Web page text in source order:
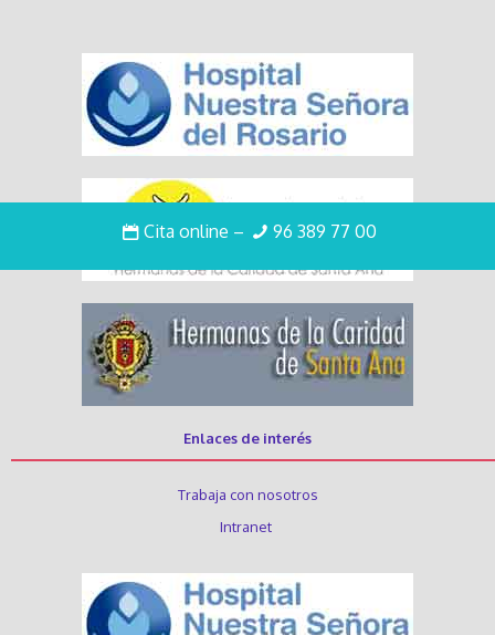
Cita online – 96 389 77 00
Enlaces de interés
Trabaja con nosotros
Intranet